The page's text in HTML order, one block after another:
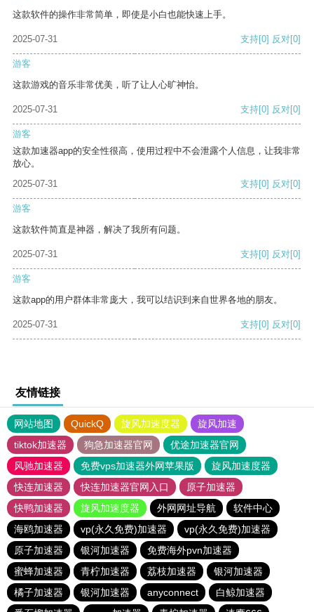
这款软件的操作非常简单，即使是小白也能快速上手。
2025-07-31 支持[0] 反对[0]
游客
这款游戏的音乐非常优美，听了让人心旷神怡。
2025-07-31 支持[0] 反对[0]
游客
这款加速器app的安全性很高，使用过程中不会泄露个人信息，让我非常
放心。
2025-07-31
支持[0] 反对[0]
游客
这款软件简直是神器，解决了我所有问题。
2025-07-31 支持[0] 反对[0]
游客
这款app的用户群体非常庞大，我可以结识到来自世界各地的朋友。
2025-07-31 支持[0] 反对[0]
友情链接
网站地图 QuickQ 旋风加速度器
旋风加速
tiktok加速器
狗急加速器官网
优途加速器官网
风驰加速器
免费vps加速器外网苹果版
旋风加速度器
快连加速器
快连加速器官网入口
原子加速器
快鸭加速器
旋风加速度器 外网网址导航
软件中心
海鸥加速器
vp(永久免费)加速器
vp(永久免费)加速器
原子加速器
银河加速器
免费海外pvn加速器
蜜蜂加速器
青柠加速器 荔枝加速器
银河加速器
橘子加速器
银河加速器 anyconnect
白鲸加速器